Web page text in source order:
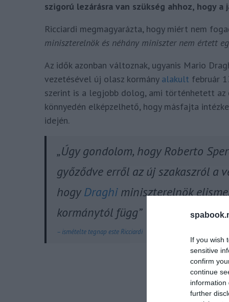
If you wish
sensitive
confirm
continue
information
further
szigorú lezárásra van szükség ahhoz, hogy
Ricciardi megmagyarázta, hogy miért nem
miniszterelnök és néhány miniszter nem értett
Az idők azonban változnak, ugyanis Mario
vezetésével új olasz kormány alakult február
szerint is a legjobb dolog, ami történhetett az
könnyedén elképzelhető, hogy másfajta
idején.
„Úgy gondolom, hogy Roberto
győződve erről az új szakaszról a
hogyDraghiminiszterelnök
kormánytól függ”
– ismételte tegnap este Ricciardi